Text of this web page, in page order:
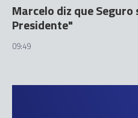
Marcelo diz que
Presidente"
09:49